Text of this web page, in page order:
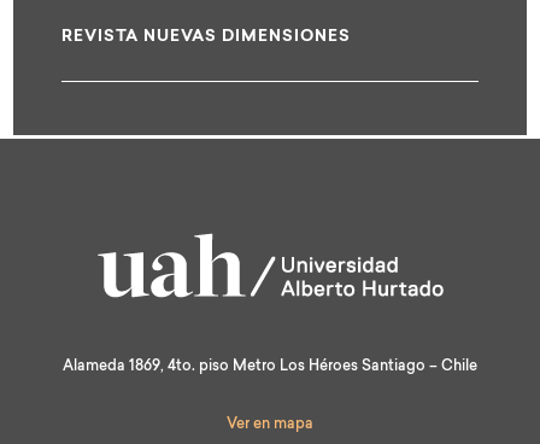
REVISTA NUEVAS DIMENSIONES
Alameda 1869, 4to. piso Metro Los Héroes Santiago – Chile
Ver en mapa